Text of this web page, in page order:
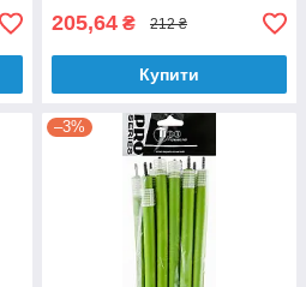
205,64 ₴ 212 ₴
Купити
–3%